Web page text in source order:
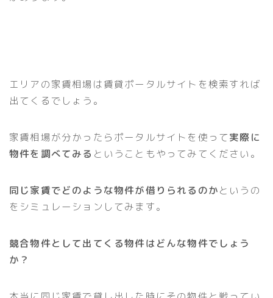
エリアの家賃相場は賃貸ポータルサイトを検索すれば
出てくるでしょう。
家賃相場が分かったらポータルサイトを使って実際に
物件を調べてみる ということもやってみてください。
同じ家賃でどのような物件が借りられるのかというの
をシミュレーションしてみます。
競合物件として出てくる物件はどんな物件でしょう
か？